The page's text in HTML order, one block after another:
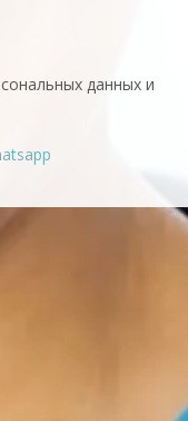
данных и